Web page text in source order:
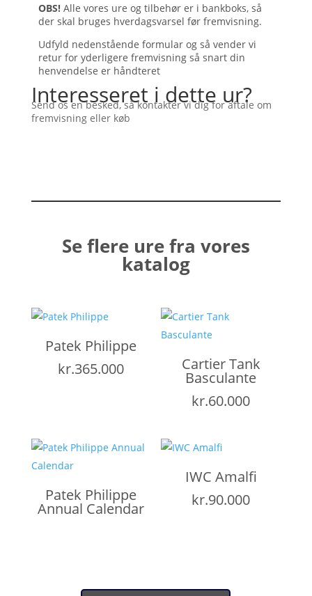
OBS!Alle vores ure og tilbehør er i bankboks, så
der skal bruges hverdagsvarsel før fremvisning.
Udfyld nedenstående formular og så vender vi
retur for yderligere fremvisning så snart din
henvendelse er håndteret
Interesseret i dette ur?
Send os en besked, så kontakter vi dig for aftale om
fremvisning eller køb
Se flere ure fra vores
katalog
Patek Philippe
kr.365.000 Cartier Tank
Basculante
kr.60.000
Patek Philippe
Annual Calendar
IWC Amalfi
kr.90.000